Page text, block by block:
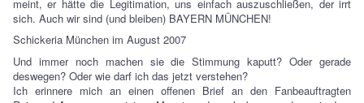
meint, er hätte die Legitimation, uns einfach auszuschließen, der irrt
sich. Auch wir sind (und bleiben) BAYERN MÜNCHEN!
Schickeria München im August 2007
Und immer noch machen sie die Stimmung kaputt? Oder gerade
deswegen? Oder wie darf ich das jetzt verstehen?
Ich erinnere mich an einen offenen Brief an den Fanbeauftragten